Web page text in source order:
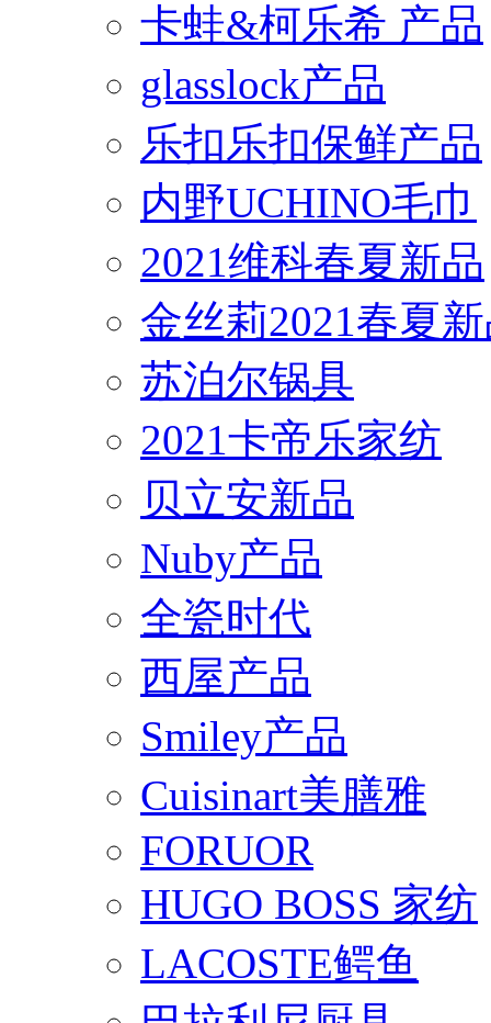
卡蛙&柯乐希 产品
glasslock产品
乐扣乐扣保鲜产品
内野UCHINO毛巾
2021维科春夏新品
金丝莉2021春夏
苏泊尔锅具
2021卡帝乐家纺
贝立安新品
Nuby产品
全瓷时代
西屋产品
Smiley产品
Cuisinart美膳雅
FORUOR
HUGO BOSS 家纺
LACOSTE鳄鱼